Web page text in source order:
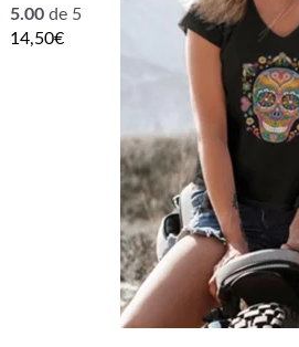
5.00de 5
14,50€